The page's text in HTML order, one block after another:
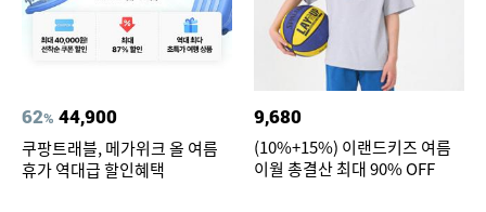
62% 44,900
쿠팡트래블, 메가위크 올 여름
휴가 역대급 할인혜택
9,680
(10%+15%) 이랜드키즈 여름
이월 총결산 최대 90% OFF